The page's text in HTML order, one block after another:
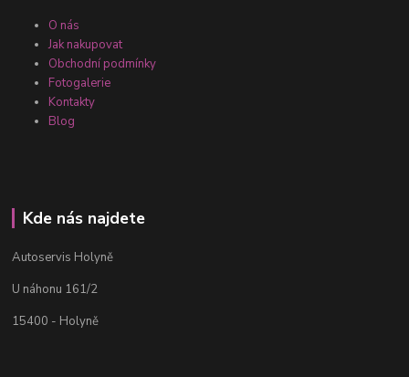
O nás
Jak nakupovat
Obchodní podmínky
Fotogalerie
Kontakty
Blog
Kde nás najdete
Autoservis Holyně
U náhonu 161/2
15400 - Holyně